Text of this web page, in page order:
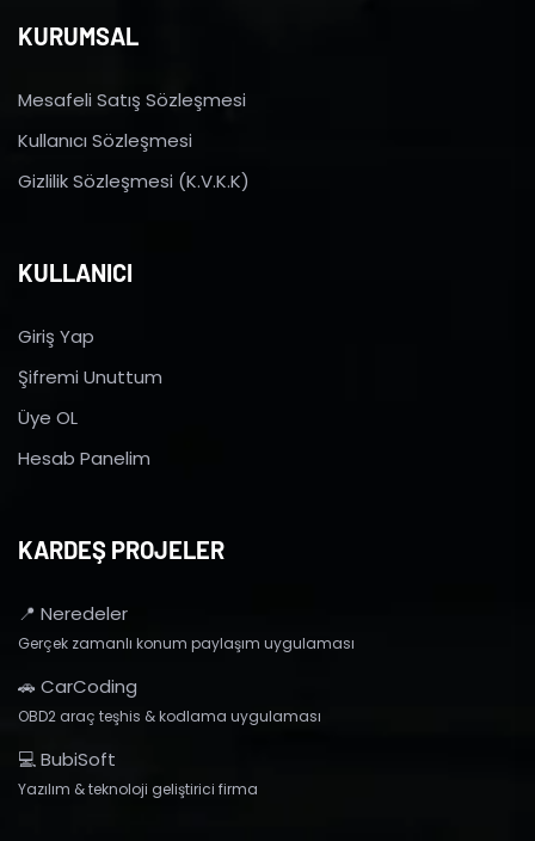
KURUMSAL
Mesafeli Satış Sözleşmesi
Kullanıcı Sözleşmesi
Gizlilik Sözleşmesi (K.V.K.K)
KULLANICI
Giriş Yap
Şifremi Unuttum
Üye OL
Hesab Panelim
KARDEŞ PROJELER
📍 Neredeler
Gerçek zamanlı konum paylaşım uygulaması
🚗 CarCoding
OBD2 araç teşhis & kodlama uygulaması
💻 BubiSoft
Yazılım & teknoloji geliştirici firma